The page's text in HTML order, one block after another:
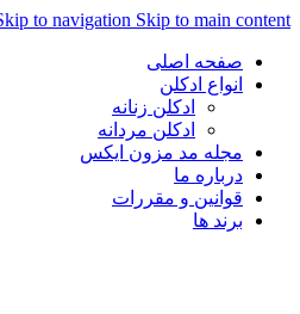
Skip to navigation Skip to main
صفحه اصلی
انواع ادکلن
ادکلن زنانه
ادکلن مردانه
مجله مد مزون ایکس
درباره ما
قوانین و مقررات
برند ها